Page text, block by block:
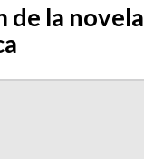
de la novela